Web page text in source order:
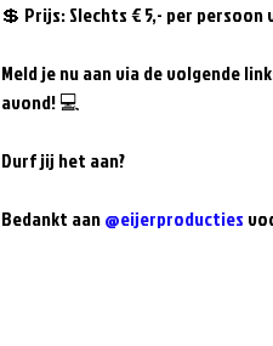
💲 Prijs: Slechts € 5,- per
Meld je nu aan via de volgende
avond! 💻
Durf jij het aan?
Bedankt aan @eijerproducties